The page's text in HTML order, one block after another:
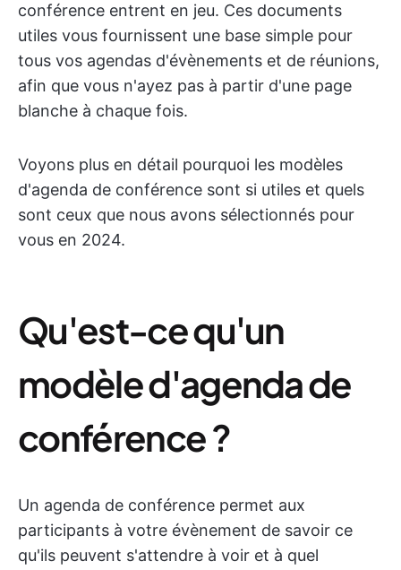
conférence entrent en jeu. Ces documents
utiles vous fournissent une base simple pour
tous vos agendas d'évènements et de réunions,
afin que vous n'ayez pas à partir d'une page
blanche à chaque fois.
Voyons plus en détail pourquoi les modèles
d'agenda de conférence sont si utiles et quels
sont ceux que nous avons sélectionnés pour
vous en 2024.
Qu'est-ce qu'un
modèle d'agenda de
conférence ?
Un agenda de conférence permet aux
participants à votre évènement de savoir ce
qu'ils peuvent s'attendre à voir et à quel